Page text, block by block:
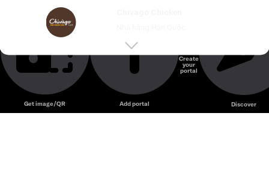
Unmute
Chivago Chicken – Quán gà Hàn Quốc với gà rán sốt và
món ăn phong cách Seoul trẻ trung.
Get image/QR Add portal
Create
your
portal
Discover